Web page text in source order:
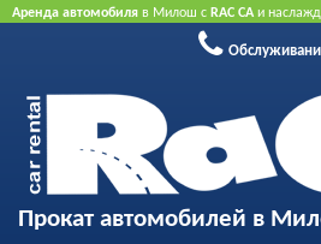
Аренда автомобиля в Милош с RAC CA и
флот качества проката
принять преимущество нашего Интернет
Прокат автомобилей в